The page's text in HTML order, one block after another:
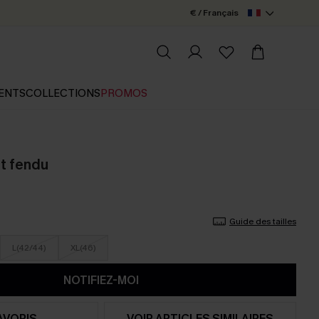
€ / Français
COLLECTIONSPROMOS
fendu
Guide des tailles
L(42/44) XL(46)
NOTIFIEZ-MOI